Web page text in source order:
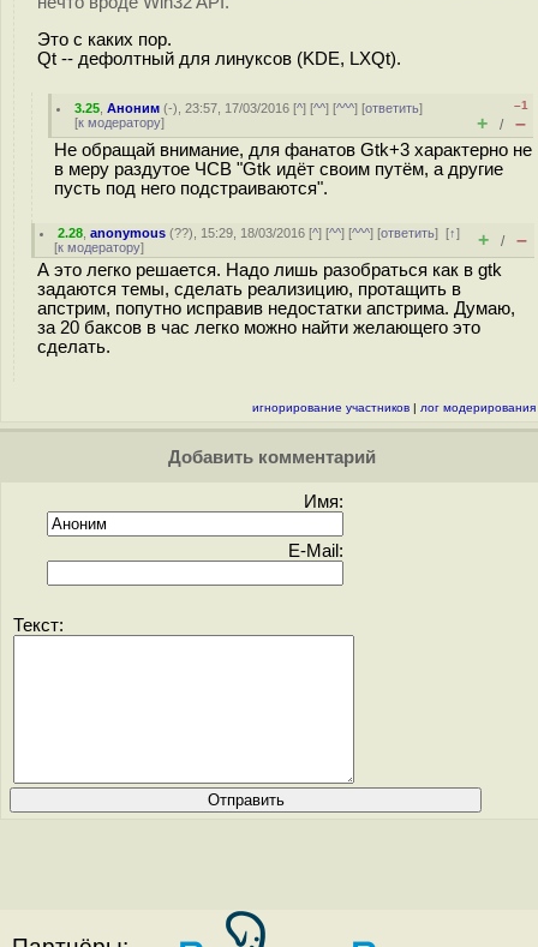
Это с каких пор.
Qt -- дефолтный для линуксов (KDE, LXQt).
3.25 ,Аноним (-), 23:57, 17/03/2016 [^] [^^] [^^^] [ответить]
[к модератору]
–1
+ / –
Не обращай внимание, для фанатов Gtk+3 характерно не
в меру раздутое ЧСВ "Gtk идёт своим путём, а другие
пусть под него подстраиваются".
2.28 ,anonymous (??), 15:29, 18/03/2016 [^] [^^] [^^^] [ответить][↑]
[к модератору] + / –
А это легко решается. Надо лишь разобраться как в gtk
задаются темы, сделать реализицию, протащить в
апстрим, попутно исправив недостатки апстрима. Думаю,
за 20 баксов в час легко можно найти желающего это
сделать.
игнорирование участников | лог модерирования
Добавить комментарий
Имя:
E-Mail:
Текст: